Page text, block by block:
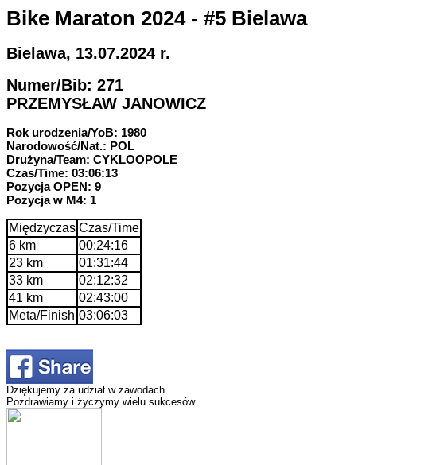
Bike Maraton 2024 - #5 Bielawa
Bielawa, 13.07.2024 r.
Numer/Bib: 271
PRZEMYSŁAW JANOWICZ
Rok urodzenia/YoB: 1980
Narodowość/Nat.: POL
Drużyna/Team: CYKLOOPOLE
Czas/Time: 03:06:13
Pozycja OPEN: 9
Pozycja w M4: 1
Międzyczas Czas/Time
6 km
00:24:16
23 km
01:31:44
33 km
02:12:32
41 km
02:43:00
Meta/Finish 03:06:03
Dziękujemy za udział w zawodach.
Pozdrawiamy i życzymy wielu sukcesów.